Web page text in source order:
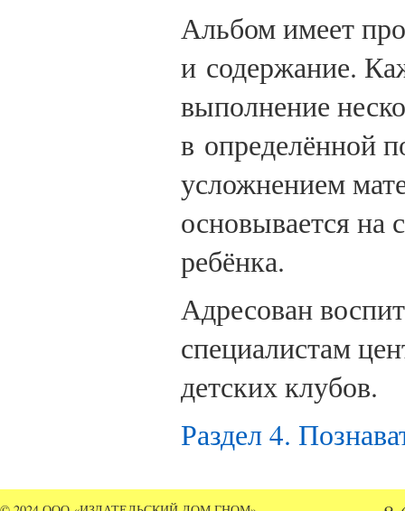
Альбом имеет
и содержание.
выполнение
в определённой
усложнением
основывается на
ребёнка.
Адресован
специалистам
детских клубов.
Раздел 4.